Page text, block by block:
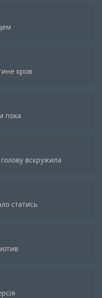
кров
пока
вскружила
статись